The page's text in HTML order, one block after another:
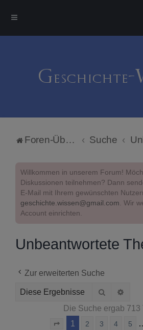
Foren-Übersicht Suche
Willkommen in unserem Forum!
Diskussionen teilnehmen? Dann
E-Mail mit Ihrem gewünschten
geschichte.wissen@gmail.com. Wir
Account einrichten.
Unbeantwortete
Zur erweiterten Suche
Suche
Die Suche ergab 713
Seite von 15
1 2 3 4 5